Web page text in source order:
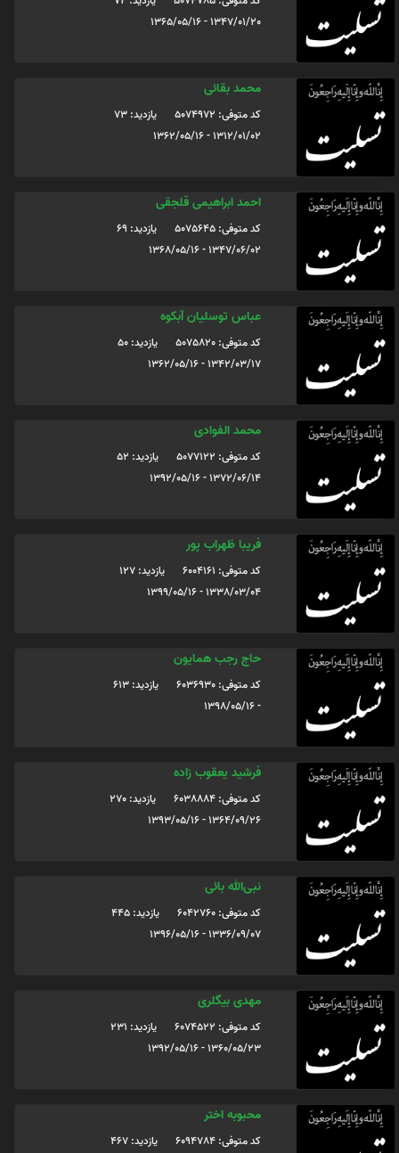
1347/01/20 - 1365/05/16
محمد بقائی
کد متوفی: 5074972
یازدید: 73
1312/01/02 - 1362/05/16
احمد ابراهیمی قلجقی
کد متوفی: 5075645
یازدید: 69
1347/06/02 - 1368/05/16
عباس توسلیان آبکوه
کد متوفی: 5075820
یازدید: 50
1342/03/17 - 1362/05/16
محمد الفوادی
کد متوفی: 5077122
یازدید: 52
1372/06/14 - 1392/05/16
فریبا ظهراب پور
کد متوفی: 6004161
یازدید: 127
1338/03/04 - 1399/05/16
حاج رجب همایون
کد متوفی: 6036930
یازدید: 613
- 1398/05/16
فرشید یعقوب زاده
کد متوفی: 6038884
یازدید: 270
1364/09/26 - 1393/05/16
نبی‌الله بائی
کد متوفی: 6042760
یازدید: 445
1336/09/07 - 1396/05/16
مهدی بیگلری
کد متوفی: 6074522
یازدید: 231
1360/05/23 - 1392/05/16
محبوبه اختر
کد متوفی: 6094784
یازدید: 467